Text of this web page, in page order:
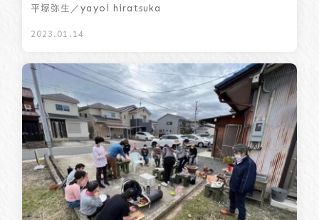
平塚弥生 ／yayoi hiratsuka
2023.01.14